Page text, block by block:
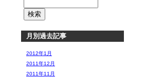
月別過去記事
2012年1月
2011年12月
2011年11月